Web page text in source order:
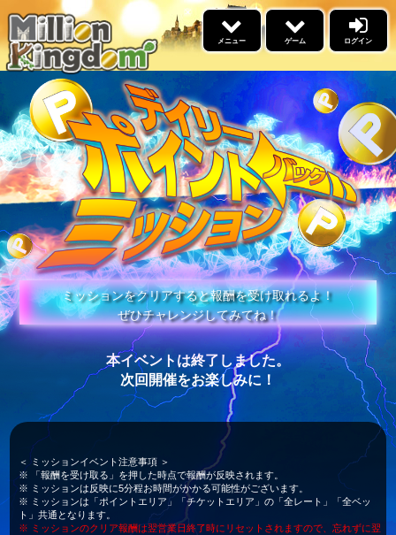
メニュー
ゲーム
景品交換
福引
名声ランキング
勝利ﾌﾞﾛｸﾞﾗﾝｷﾝｸﾞ
ウィークリーアウルランキ
ング
あそびかた
イベント情報
高設定スケジュール
ブログ
更新情報
ゲーム ×
5リール
ログイン
ミッションをクリアすると報酬を受け取れるよ！
ぜひチャレンジしてみてね！
本イベントは終了しました。
次回開催をお楽しみに！
＜ ミッションイベント注意事項 ＞
※ 「報酬を受け取る」を押した時点で報酬が反映されます。
※ ミッションは反映に5分程お時間がかかる可能性がございます。
※ ミッションは「ポイントエリア」「チケットエリア」の「全レート」「全ベッ
ト」共通となります。
※ ミッションのクリア報酬は翌営業日終了時にリセットされますので、忘れずに翌